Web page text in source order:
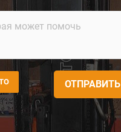
ОТПРАВИТЬ